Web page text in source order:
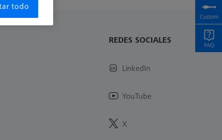
REDES SOCIALES
LinkedIn
YouTube
X
todo